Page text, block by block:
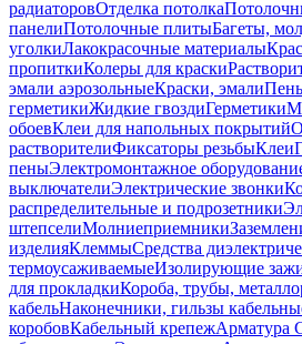
радиаторовОтделка потолка
панелиПотолочные плитыБагеты,
уголкиЛакокрасочные материалы
пропиткиКолеры для краски
эмали аэрозольныеКраски, эмали
герметикиЖидкие гвоздиГерметики
обоевКлеи для напольных покрытий
растворителиФиксаторы резьбыКлеи
пеныЭлектромонтажное
выключателиЭлектрические звонки
распределительные и подрозетники
штепселиМолниеприемники
изделияКлеммыСредства
термоусаживаемыеИзолирующие
для прокладкиКороба, трубы,
кабельНаконечники, гильзы
коробовКабельный крепежАрматура